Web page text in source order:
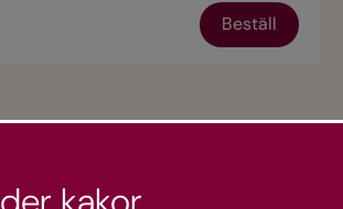
Beställ